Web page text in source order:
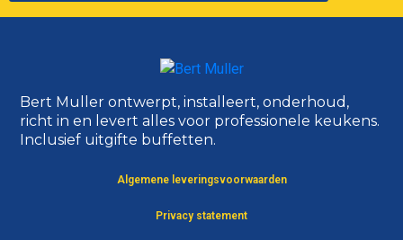
Bert Muller ontwerpt, installeert, onderhoud,
richt in en levert alles voor professionele keukens.
Inclusief uitgifte buffetten.
Algemene leveringsvoorwaarden
Privacy statement